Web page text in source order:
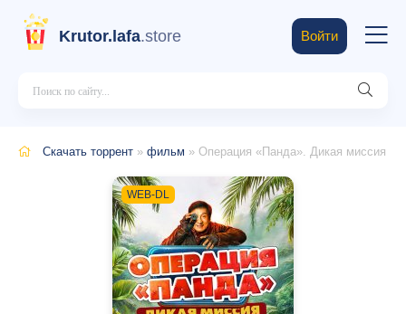
Krutor.lafa.store Войти
Скачать торрент » фильм » Операция «Панда». Дикая миссия
WEB-DL